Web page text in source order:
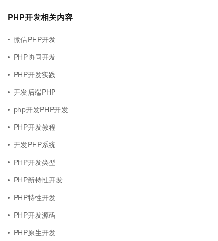
PHP开发相关内容
微信PHP开发
PHP协同开发
PHP开发实践
开发后端PHP
php开发PHP开发
PHP开发教程
开发PHP系统
PHP开发类型
PHP新特性开发
PHP特性开发
PHP开发源码
PHP原生开发